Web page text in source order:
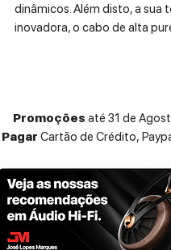
dinâmicos. Além disto, a sua
inovadora, o cabo de alta
musicalidade com um design
ergonómico.
Promoções até 31 de
Pagar Cartão de Crédito,